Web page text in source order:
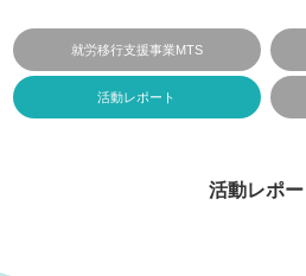
就労移行支援事業MTS
活動レポート
活動レポー